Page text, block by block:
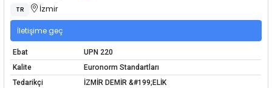
TR İzmir
İletişime geç
Ebat
UPN 220
Kalite
Euronorm Standartları
Tedarikçi
İZMİR DEMİR &#199;ELİK